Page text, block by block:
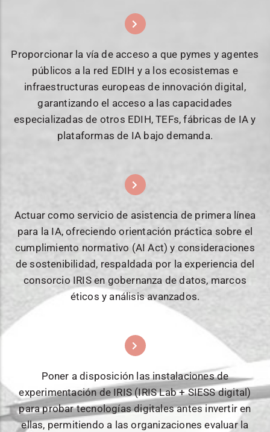
Proporcionar la vía de acceso a que pymes y agentes
públicos a la red EDIH y a los ecosistemas e
infraestructuras europeas de innovación digital,
garantizando el acceso a las capacidades
especializadas de otros EDIH, TEFs, fábricas de IA y
plataformas de IA bajo demanda.
Actuar como servicio de asistencia de primera línea
para la IA, ofreciendo orientación práctica sobre el
cumplimiento normativo (AI Act) y consideraciones
de sostenibilidad, respaldada por la experiencia del
consorcio IRIS en gobernanza de datos, marcos
éticos y análisis avanzados.
Poner a disposición las instalaciones de
experimentación de IRIS (IRIS Lab + SIESS digital)
para probar tecnologías digitales antes invertir en
ellas, permitiendo a las organizaciones evaluar la